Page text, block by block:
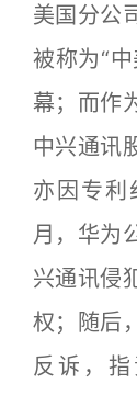
美国分公
被称为“
幕；而作
中兴通讯
亦因专利
月，华为
兴通讯侵
权；随后
反诉，